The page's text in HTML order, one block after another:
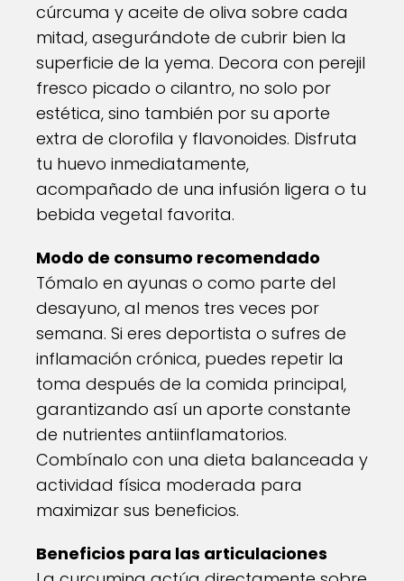
cúrcuma y aceite de oliva sobre cada
mitad, asegurándote de cubrir bien la
superficie de la yema. Decora con perejil
fresco picado o cilantro, no solo por
estética, sino también por su aporte
extra de clorofila y flavonoides. Disfruta
tu huevo inmediatamente,
acompañado de una infusión ligera o tu
bebida vegetal favorita.
Modo de consumo recomendado
Tómalo en ayunas o como parte del
desayuno, al menos tres veces por
semana. Si eres deportista o sufres de
inflamación crónica, puedes repetir la
toma después de la comida principal,
garantizando así un aporte constante
de nutrientes antiinflamatorios.
Combínalo con una dieta balanceada y
actividad física moderada para
maximizar sus beneficios.
Beneficios para las articulaciones